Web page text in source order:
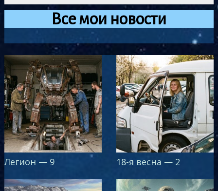
Все мои новости
Легион — 9 18-я весна — 2